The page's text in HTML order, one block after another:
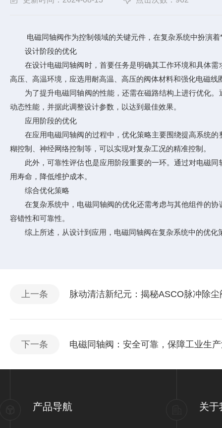
电磁同轴阀作为控制领域的关键元件，在复杂系统中扮演着*
设计阶段的优化
在设计电磁同轴阀时，首要任务是明确其工作环境和具体需
高压、高温环境，应选用耐高温、高压的阀体材料和强化电磁线
为了提升电磁同轴阀的性能，还需在磁路结构上进行优化。
动态性能，并据此调整设计参数，以达到最佳效果。
应用阶段的优化
在应用电磁同轴阀的过程中，优化策略主要围绕提高系统的
糊控制、神经网络控制等，可以实现对复杂工况的精准控制。
此外，可靠性评估也是应用阶段重要的一环。通过对电磁同
用寿命，降低维护成本。
综合优化策略
在复杂系统中，电磁同轴阀的优化还需考虑与其他组件的协
容错性和可靠性。
综上所述，从设计到应用，电磁同轴阀在复杂系统中的优化
上一条 脉动清洁新纪元：揭秘ASCO脉冲除
下一条 电磁同轴阀：安全可靠，保障工业生
产品导航 关于